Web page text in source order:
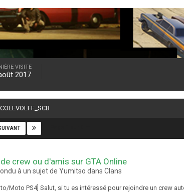
VISITE
2017
crew ou d'amis sur GTA Online
à un sujet de Yumitso dans Clans
Moto PS4] Salut, si tu es intéressé pour rejoindre un crew